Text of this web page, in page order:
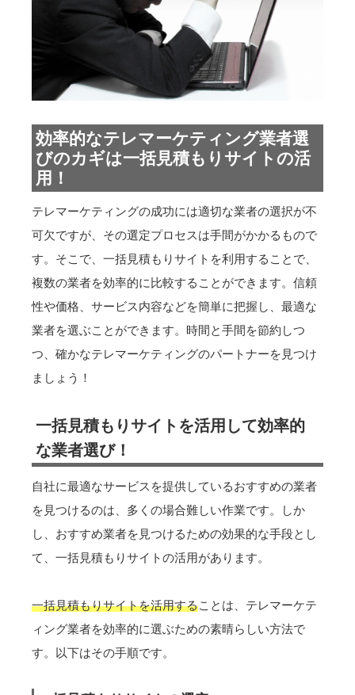
効率的なテレマーケティング業者選
びのカギは一括見積もりサイトの活
用！
テレマーケティングの成功には適切な業者の選択が不
可欠ですが、その選定プロセスは手間がかかるもので
す。そこで、一括見積もりサイトを利用することで、
複数の業者を効率的に比較することができます。信頼
性や価格、サービス内容などを簡単に把握し、最適な
業者を選ぶことができます。時間と手間を節約しつ
つ、確かなテレマーケティングのパートナーを見つけ
ましょう！
一括見積もりサイトを活用して効率的
な業者選び！
自社に最適なサービスを提供しているおすすめの業者
を見つけるのは、多くの場合難しい作業です。しか
し、おすすめ業者を見つけるための効果的な手段とし
て、一括見積もりサイトの活用があります。
一括見積もりサイトを活用することは、テレマーケテ
ィング業者を効率的に選ぶための素晴らしい方法で
す。以下はその手順です。